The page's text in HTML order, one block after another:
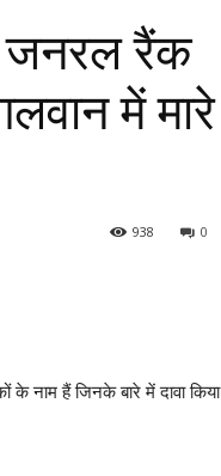
जनरल रैंक
में मारे
0
938
के नाम हैं जिनके बारे में दावा किया